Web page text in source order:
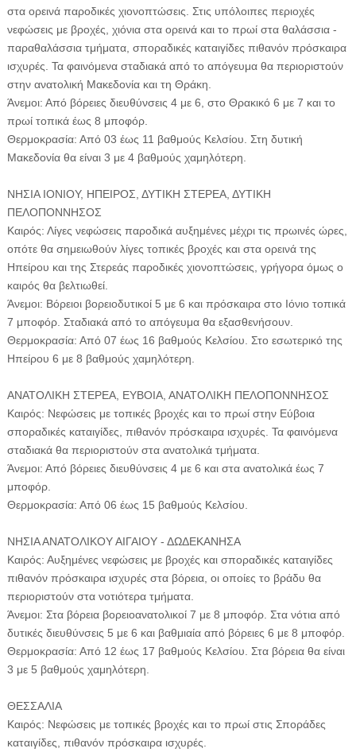
στα ορεινά παροδικές χιονοπτώσεις. Στις υπόλοιπες περιοχές
νεφώσεις με βροχές, χιόνια στα ορεινά και το πρωί στα θαλάσσια -
παραθαλάσσια τμήματα, σποραδικές καταιγίδες πιθανόν πρόσκαιρα
ισχυρές. Τα φαινόμενα σταδιακά από το απόγευμα θα περιοριστούν
στην ανατολική Μακεδονία και τη Θράκη.
Άνεμοι: Από βόρειες διευθύνσεις 4 με 6, στο Θρακικό 6 με 7 και το
πρωί τοπικά έως 8 μποφόρ.
Θερμοκρασία: Από 03 έως 11 βαθμούς Κελσίου. Στη δυτική
Μακεδονία θα είναι 3 με 4 βαθμούς χαμηλότερη.
ΝΗΣΙΑ ΙΟΝΙΟΥ, ΗΠΕΙΡΟΣ, ΔΥΤΙΚΗ ΣΤΕΡΕΑ, ΔΥΤΙΚΗ
ΠΕΛΟΠΟΝΝΗΣΟΣ
Καιρός: Λίγες νεφώσεις παροδικά αυξημένες μέχρι τις πρωινές ώρες,
οπότε θα σημειωθούν λίγες τοπικές βροχές και στα ορεινά της
Ηπείρου και της Στερεάς παροδικές χιονοπτώσεις, γρήγορα όμως ο
καιρός θα βελτιωθεί.
Άνεμοι: Βόρειοι βορειοδυτικοί 5 με 6 και πρόσκαιρα στο Ιόνιο τοπικά
7 μποφόρ. Σταδιακά από το απόγευμα θα εξασθενήσουν.
Θερμοκρασία: Από 07 έως 16 βαθμούς Κελσίου. Στο εσωτερικό της
Ηπείρου 6 με 8 βαθμούς χαμηλότερη.
ΑΝΑΤΟΛΙΚΗ ΣΤΕΡΕΑ, ΕΥΒΟΙΑ, ΑΝΑΤΟΛΙΚΗ ΠΕΛΟΠΟΝΝΗΣΟΣ
Καιρός: Νεφώσεις με τοπικές βροχές και το πρωί στην Εύβοια
σποραδικές καταιγίδες, πιθανόν πρόσκαιρα ισχυρές. Τα φαινόμενα
σταδιακά θα περιοριστούν στα ανατολικά τμήματα.
Άνεμοι: Από βόρειες διευθύνσεις 4 με 6 και στα ανατολικά έως 7
μποφόρ.
Θερμοκρασία: Από 06 έως 15 βαθμούς Κελσίου.
ΝΗΣΙΑ ΑΝΑΤΟΛΙΚΟΥ ΑΙΓΑΙΟΥ - ΔΩΔΕΚΑΝΗΣΑ
Καιρός: Αυξημένες νεφώσεις με βροχές και σποραδικές καταιγίδες
πιθανόν πρόσκαιρα ισχυρές στα βόρεια, οι οποίες το βράδυ θα
περιοριστούν στα νοτιότερα τμήματα.
Άνεμοι: Στα βόρεια βορειοανατολικοί 7 με 8 μποφόρ. Στα νότια από
δυτικές διευθύνσεις 5 με 6 και βαθμιαία από βόρειες 6 με 8 μποφόρ.
Θερμοκρασία: Από 12 έως 17 βαθμούς Κελσίου. Στα βόρεια θα είναι
3 με 5 βαθμούς χαμηλότερη.
ΘΕΣΣΑΛΙΑ
Καιρός: Νεφώσεις με τοπικές βροχές και το πρωί στις Σποράδες
καταιγίδες, πιθανόν πρόσκαιρα ισχυρές.